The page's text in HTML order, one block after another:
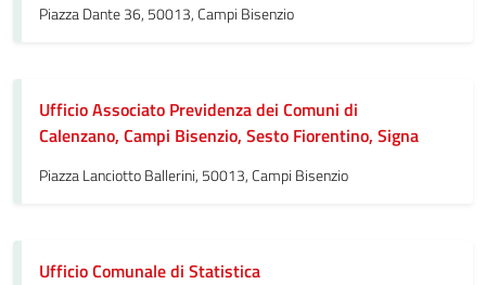
Piazza Dante 36, 50013, Campi Bisenzio
Ufficio Associato Previdenza dei Comuni di
Calenzano, Campi Bisenzio, Sesto Fiorentino, Signa
Piazza Lanciotto Ballerini, 50013, Campi Bisenzio
Ufficio Comunale di Statistica